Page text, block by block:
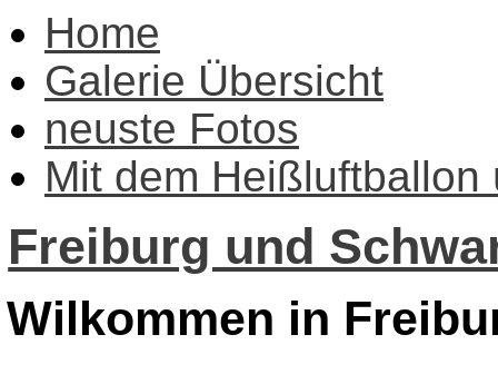
Home
Galerie Übersicht
neuste Fotos
Mit dem Heißluftballon
Freiburg und
Wilkommen in